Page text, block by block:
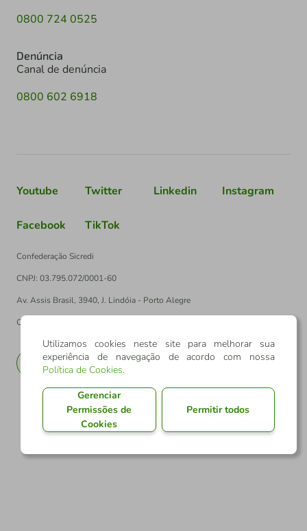
0800 724 0525
Denúncia
Canal de denúncia
0800 602 6918
Youtube Twitter Linkedin Instagram
Facebook TikTok
Confederação Sicredi
CNPJ: 03.795.072/0001-60
Av. Assis Brasil, 3940, J. Lindóia - Porto Alegre
CEP: 91010-003
EN
Utilizamos cookies neste site para melhorar sua
experiência de navegação de acordo com nossa
Política de Cookies.
Gerenciar
Permissões de
Cookies
Permitir todos